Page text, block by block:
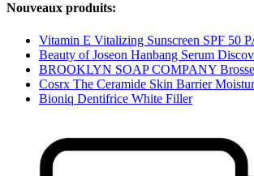
Nouveaux produits:
Vitamin E Vitalizing Sunscreen SPF 50
Beauty of Joseon Hanbang Serum
BROOKLYN SOAP COMPANY
Cosrx The Ceramide Skin Barrier
Bioniq Dentifrice White Filler